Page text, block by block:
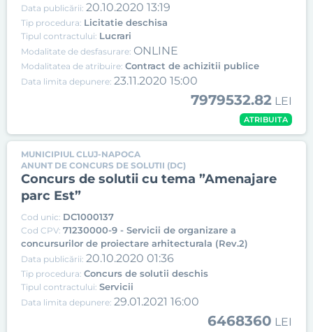
Data publicării: 20.10.2020 13:19
Tip procedura: Licitatie deschisa
Tipul contractului: Lucrari
Modalitate de desfasurare: ONLINE
Modalitatea de atribuire: Contract de achizitii publice
Data limita depunere: 23.11.2020 15:00
7979532.82 LEI
ATRIBUITA
MUNICIPIUL CLUJ-NAPOCA
ANUNT DE CONCURS DE SOLUTII (DC)
Concurs de solutii cu tema ”Amenajare
parc Est”
Cod unic: DC1000137
Cod CPV: 71230000-9 - Servicii de organizare a
concursurilor de proiectare arhitecturala (Rev.2)
Data publicării: 20.10.2020 01:36
Tip procedura: Concurs de solutii deschis
Tipul contractului: Servicii
Data limita depunere: 29.01.2021 16:00
6468360 LEI